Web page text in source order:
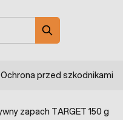
Ochrona przed szkodnikami
zapach TARGET 150 g